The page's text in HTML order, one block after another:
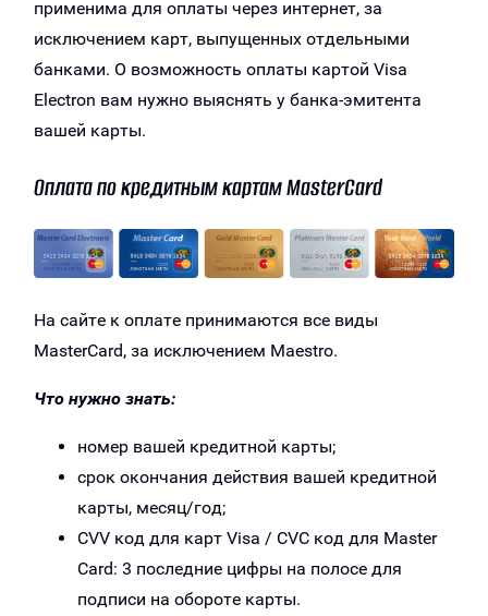
применима для оплаты через интернет, за
исключением карт, выпущенных отдельными
банками. О возможность оплаты картой Visa
Electron вам нужно выяснять у банка-эмитента
вашей карты.
Оплата по кредитным картам MasterCard
На сайте к оплате принимаются все виды
MasterCard, за исключением Maestro.
Что нужно знать:
номер вашей кредитной карты;
cрок окончания действия вашей кредитной
карты, месяц/год;
CVV код для карт Visa / CVC код для Master
Card: 3 последние цифры на полосе для
подписи на обороте карты.